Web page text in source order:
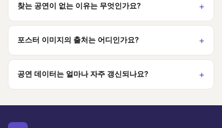
찾는 공연이 없는 이유는 무엇인가요?
포스터 이미지의 출처는 어디인가요?
공연 데이터는 얼마나 자주 갱신되나요?